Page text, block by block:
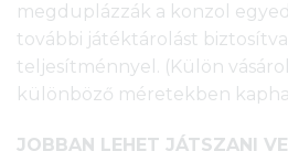
megduplázzák a konzol
további játéktárolást
teljesítménnyel. (Külön
különböző méretekben
JOBBAN LEHET JÁTSZANI